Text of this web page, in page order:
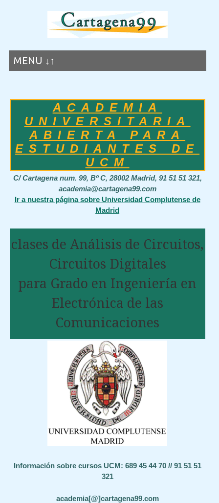
MENU ↓↑
ACADEMIA
UNIVERSITARIA
ABIERTA PARA
ESTUDIANTES DE
UCM
C/ Cartagena num. 99, Bº C, 28002 Madrid, 91 51 51 321,
academia@cartagena99.com
Ir a nuestra página sobre Universidad Complutense de
Madrid
clases de Análisis de Circuitos,
Circuitos Digitales
para Grado en Ingeniería en
Electrónica de las
Comunicaciones
Información sobre cursos UCM: 689 45 44 70 // 91 51 51
321
academia[@]cartagena99.com